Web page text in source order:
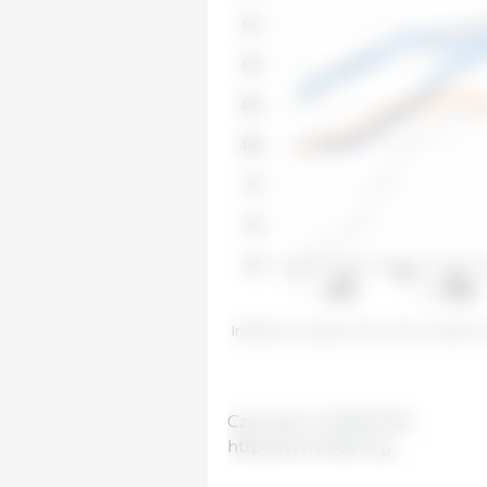
Indeks cen wieprzowiny FAO. Źródło:
Czerwiec 6, 2026/ FAO.
https://www.fao.org